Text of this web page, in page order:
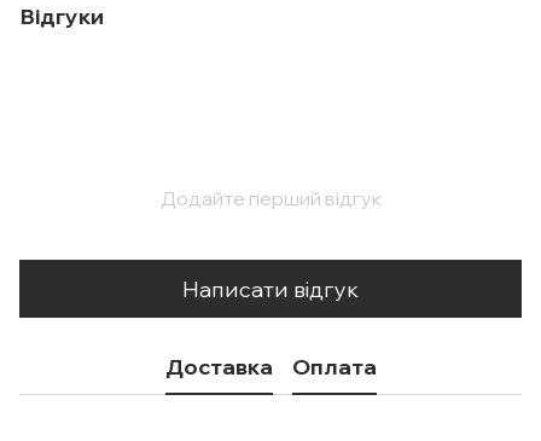
Відгуки
Додайте перший відгук
Написати відгук
Доставка Оплата